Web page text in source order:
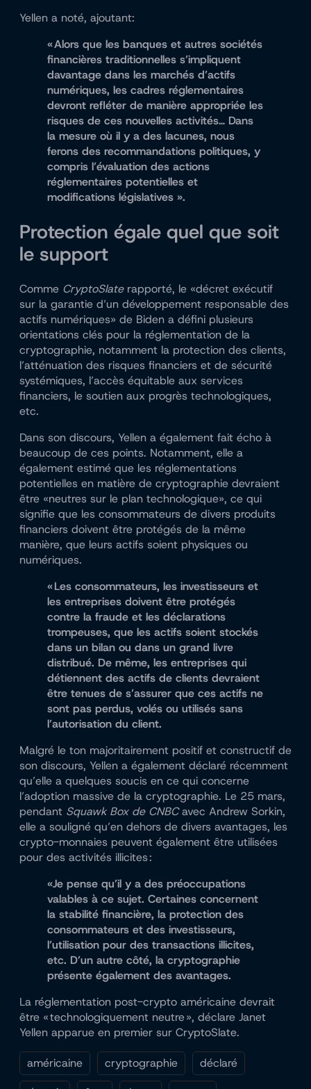
Yellen a noté, ajoutant:
« Alors que les banques et autres sociétés
financières traditionnelles s’impliquent
davantage dans les marchés d’actifs
numériques, les cadres réglementaires
devront refléter de manière appropriée les
risques de ces nouvelles activités… Dans
la mesure où il y a des lacunes, nous
ferons des recommandations politiques, y
compris l’évaluation des actions
réglementaires potentielles et
modifications législatives ».
Protection égale quel que soit
le support
Comme CryptoSlaterapporté, le «décret exécutif
sur la garantie d’un développement responsable des
actifs numériques» de Biden a défini plusieurs
orientations clés pour la réglementation de la
cryptographie, notamment la protection des clients,
l’atténuation des risques financiers et de sécurité
systémiques, l’accès équitable aux services
financiers, le soutien aux progrès technologiques,
etc.
Dans son discours, Yellen a également fait écho à
beaucoup de ces points. Notamment, elle a
également estimé que les réglementations
potentielles en matière de cryptographie devraient
être «neutres sur le plan technologique», ce qui
signifie que les consommateurs de divers produits
financiers doivent être protégés de la même
manière, que leurs actifs soient physiques ou
numériques.
« Les consommateurs, les investisseurs et
les entreprises doivent être protégés
contre la fraude et les déclarations
trompeuses, que les actifs soient stockés
dans un bilan ou dans un grand livre
distribué. De même, les entreprises qui
détiennent des actifs de clients devraient
être tenues de s’assurer que ces actifs ne
sont pas perdus, volés ou utilisés sans
l’autorisation du client.
Malgré le ton majoritairement positif et constructif de
son discours, Yellen a également déclaré récemment
qu’elle a quelques soucis en ce qui concerne
l’adoption massive de la cryptographie. Le 25 mars,
pendant Squawk Box de CNBCavec Andrew Sorkin,
elle a souligné qu’en dehors de divers avantages, les
crypto-monnaies peuvent également être utilisées
pour des activités illicites :
«Je pense qu’il y a des préoccupations
valables à ce sujet. Certaines concernent
la stabilité financière, la protection des
consommateurs et des investisseurs,
l’utilisation pour des transactions illicites,
etc. D’un autre côté, la cryptographie
présente également des avantages.
La réglementation post-crypto américaine devrait
être « technologiquement neutre », déclare Janet
Yellen apparue en premier sur CryptoSlate.
américaine cryptographie
déclaré